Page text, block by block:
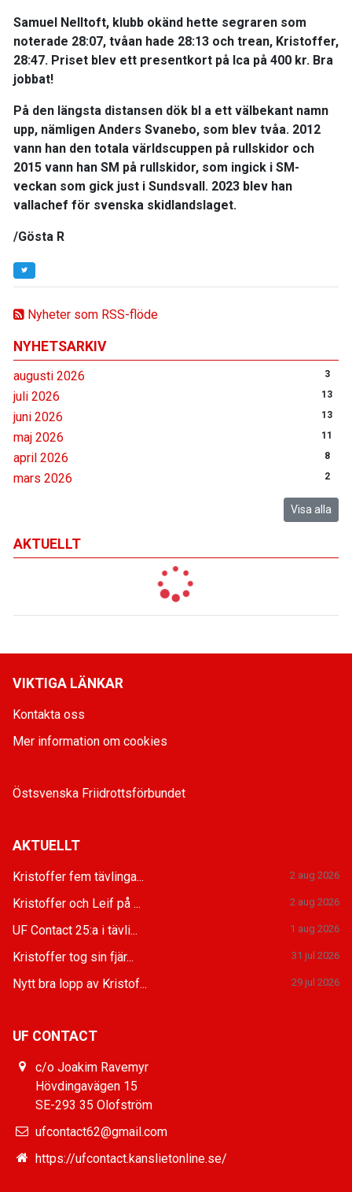
Nyheter som RSS-flöde
NYHETSARKIV
augusti 2026 3
juli 2026 13
juni 2026 13
maj 2026 11
april 2026 8
mars 2026 2
Visa alla
AKTUELLT
Samuel Nelltoft, klubb okänd hette segraren som
noterade 28:07, tvåan hade 28:13 och trean, Kristoffer,
28:47. Priset blev ett presentkort på Ica på 400 kr. Bra
jobbat!
På den längsta distansen dök bl a ett välbekant namn
upp, nämligen Anders Svanebo, som blev tvåa. 2012
vann han den totala världscuppen på rullskidor och
2015 vann han SM på rullskidor, som ingick i SM-
veckan som gick just i Sundsvall. 2023 blev han
vallachef för svenska skidlandslaget.
/Gösta R
VIKTIGA LÄNKAR
Kontakta oss
Mer information om cookies
Östsvenska Friidrottsförbundet
AKTUELLT
Kristoffer fem tävlinga... 2 aug 2026
Kristoffer och Leif på ... 2 aug 2026
UF Contact 25:a i tävli... 1 aug 2026
Kristoffer tog sin fjär... 31 jul 2026
Nytt bra lopp av Kristof... 29 jul 2026
UF CONTACT
c/o Joakim Ravemyr
Hövdingavägen 15
SE-293 35 Olofström
ufcontact62@gmail.com
https://ufcontact.kanslietonline.se/